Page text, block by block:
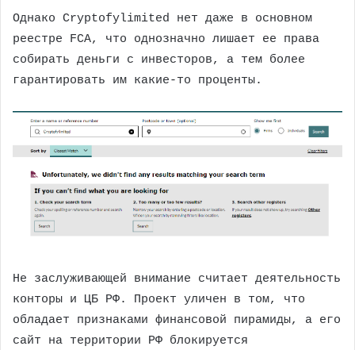
Однако Cryptofylimited нет даже в основном
реестре FCA, что однозначно лишает ее права
собирать деньги с инвесторов, а тем более
гарантировать им какие-то проценты.
Не заслуживающей внимание считает деятельность
конторы и ЦБ РФ. Проект уличен в том, что
обладает признаками финансовой пирамиды, а его
сайт на территории РФ блокируется